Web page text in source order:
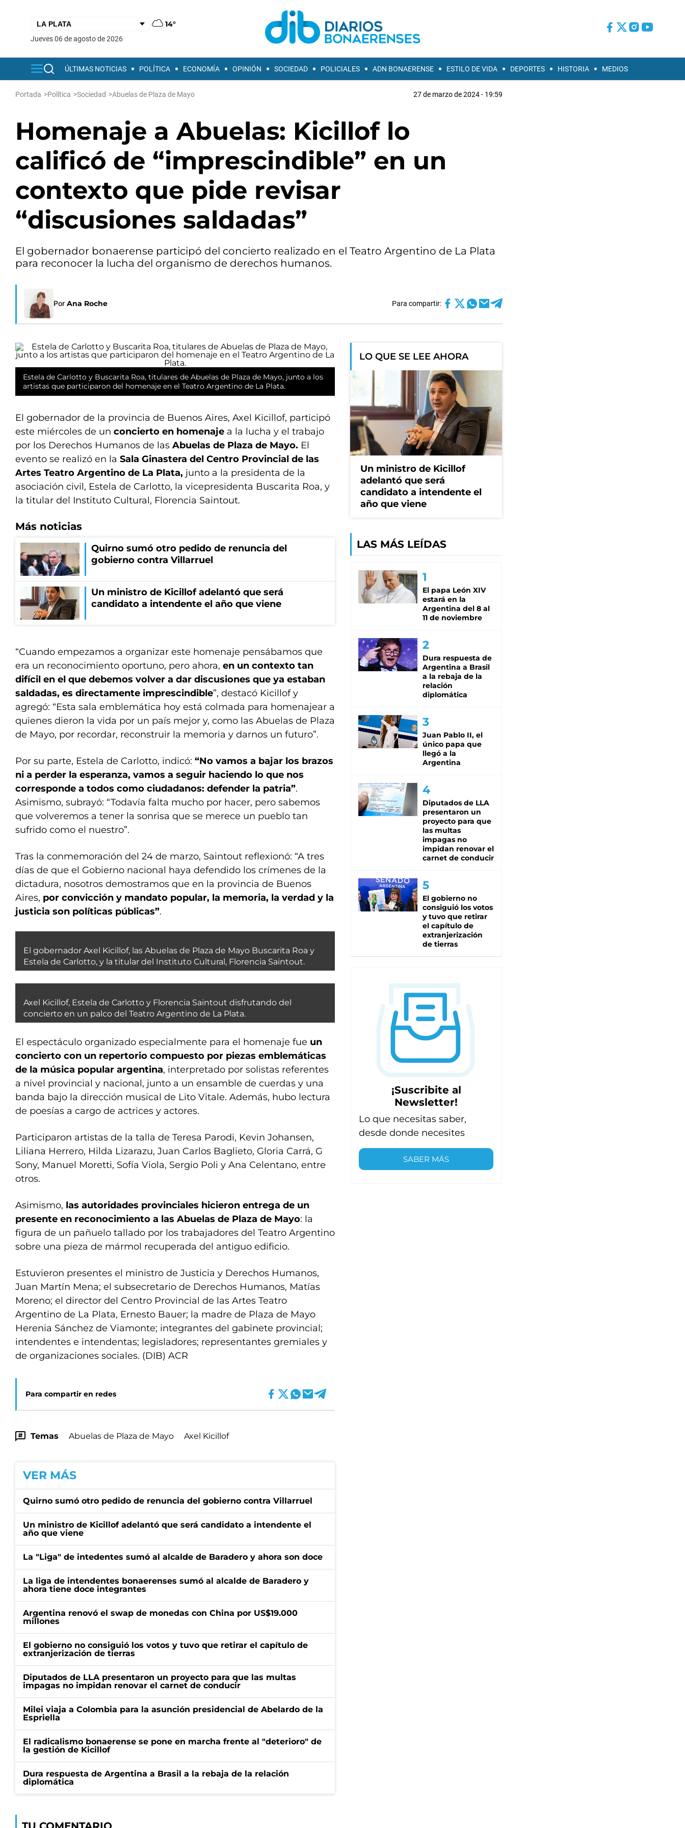
14°
jueves 06 de agosto de 2026
ÚLTIMAS NOTICIAS POLÍTICA ECONOMÍA OPINIÓN SOCIEDAD POLICIALES ADN BONAERENSE ESTILO DE VIDA DEPORTES HISTORIA MEDIOS
Portada >Política >Sociedad >Abuelas de Plaza de Mayo 27 de marzo de 2024 - 19:59
Homenaje a Abuelas: Kicillof lo
calificó de “imprescindible” en un
contexto que pide revisar
“discusiones saldadas”
El gobernador bonaerense participó del concierto realizado en el Teatro Argentino de La Plata
para reconocer la lucha del organismo de derechos humanos.
Por Ana Roche Para compartir:
Estela de Carlotto y Buscarita Roa, titulares de Abuelas de Plaza de Mayo, junto a los
artistas que participaron del homenaje en el Teatro Argentino de La Plata.
El gobernador de la provincia de Buenos Aires, Axel Kicillof, participó
este miércoles de un concierto en homenaje a la lucha y el trabajo
por los Derechos Humanos de las Abuelas de Plaza de Mayo. El
evento se realizó en la Sala Ginastera del Centro Provincial de las
Artes Teatro Argentino de La Plata, junto a la presidenta de la
asociación civil, Estela de Carlotto, la vicepresidenta Buscarita Roa, y
la titular del Instituto Cultural, Florencia Saintout.
Más noticias
Quirno sumó otro pedido de renuncia del
gobierno contra Villarruel
Un ministro de Kicillof adelantó que será
candidato a intendente el año que viene
“Cuando empezamos a organizar este homenaje pensábamos que
era un reconocimiento oportuno, pero ahora, en un contexto tan
difícil en el que debemos volver a dar discusiones que ya estaban
saldadas, es directamente imprescindible”, destacó Kicillof y
agregó: “Esta sala emblemática hoy está colmada para homenajear a
quienes dieron la vida por un país mejor y, como las Abuelas de Plaza
de Mayo, por recordar, reconstruir la memoria y darnos un futuro”.
Por su parte, Estela de Carlotto, indicó: “No vamos a bajar los brazos
ni a perder la esperanza, vamos a seguir haciendo lo que nos
corresponde a todos como ciudadanos: defender la patria”.
Asimismo, subrayó: “Todavía falta mucho por hacer, pero sabemos
que volveremos a tener la sonrisa que se merece un pueblo tan
sufrido como el nuestro”.
Tras la conmemoración del 24 de marzo, Saintout reflexionó: “A tres
días de que el Gobierno nacional haya defendido los crímenes de la
dictadura, nosotros demostramos que en la provincia de Buenos
Aires, por convicción y mandato popular, la memoria, la verdad y la
justicia son políticas públicas”.
El gobernador Axel Kicillof, las Abuelas de Plaza de Mayo Buscarita Roa y
Estela de Carlotto, y la titular del Instituto Cultural, Florencia Saintout.
Axel Kicillof, Estela de Carlotto y Florencia Saintout disfrutando del
concierto en un palco del Teatro Argentino de La Plata.
El espectáculo organizado especialmente para el homenaje fue un
concierto con un repertorio compuesto por piezas emblemáticas
de la música popular argentina, interpretado por solistas referentes
a nivel provincial y nacional, junto a un ensamble de cuerdas y una
banda bajo la dirección musical de Lito Vitale. Además, hubo lectura
de poesías a cargo de actrices y actores.
Participaron artistas de la talla de Teresa Parodi, Kevin Johansen,
Liliana Herrero, Hilda Lizarazu, Juan Carlos Baglieto, Gloria Carrá, G
Sony, Manuel Moretti, Sofía Viola, Sergio Poli y Ana Celentano, entre
otros.
Asimismo, las autoridades provinciales hicieron entrega de un
presente en reconocimiento a las Abuelas de Plaza de Mayo: la
figura de un pañuelo tallado por los trabajadores del Teatro Argentino
sobre una pieza de mármol recuperada del antiguo edificio.
Estuvieron presentes el ministro de Justicia y Derechos Humanos,
Juan Martín Mena; el subsecretario de Derechos Humanos, Matías
Moreno; el director del Centro Provincial de las Artes Teatro
Argentino de La Plata, Ernesto Bauer; la madre de Plaza de Mayo
Herenia Sánchez de Viamonte; integrantes del gabinete provincial;
intendentes e intendentas; legisladores; representantes gremiales y
de organizaciones sociales. (DIB) ACR
Para compartir en redes
Temas Abuelas de Plaza de Mayo Axel Kicillof
VER MÁS
Quirno sumó otro pedido de renuncia del gobierno contra Villarruel
Un ministro de Kicillof adelantó que será candidato a intendente el
año que viene
La "Liga" de intedentes sumó al alcalde de Baradero y ahora son doce
La liga de intendentes bonaerenses sumó al alcalde de Baradero y
ahora tiene doce integrantes
Argentina renovó el swap de monedas con China por US$19.000
millones
El gobierno no consiguió los votos y tuvo que retirar el capítulo de
extranjerización de tierras
Diputados de LLA presentaron un proyecto para que las multas
impagas no impidan renovar el carnet de conducir
Milei viaja a Colombia para la asunción presidencial de Abelardo de la
Espriella
El radicalismo bonaerense se pone en marcha frente al "deterioro" de
la gestión de Kicillof
Dura respuesta de Argentina a Brasil a la rebaja de la relación
diplomática
LO QUE SE LEE AHORA
Un ministro de Kicillof
adelantó que será
candidato a intendente el
año que viene
LAS MÁS LEÍDAS
El papa León XIV
estará en la
Argentina del 8 al
11 de noviembre
Dura respuesta de
Argentina a Brasil
a la rebaja de la
relación
diplomática
Juan Pablo II, el
único papa que
llegó a la
Argentina
Diputados de LLA
presentaron un
proyecto para que
las multas
impagas no
impidan renovar el
carnet de conducir
El gobierno no
consiguió los votos
y tuvo que retirar
el capítulo de
extranjerización
de tierras
¡Suscribite al
Newsletter!
Lo que necesitas saber,
desde donde necesites
SABER MÁS